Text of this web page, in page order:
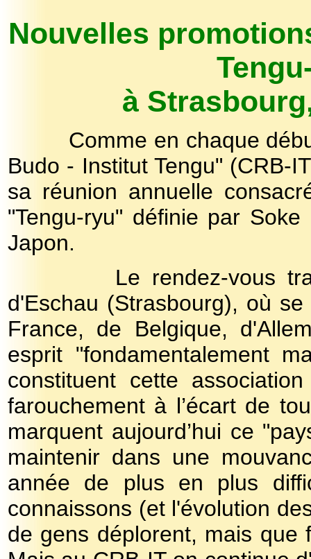
Nouvelles
à
Comme en chaque début
Budo - Institut Tengu" (CRB-
sa réunion annuelle
"Tengu-ryu" définie par
Japon.
Le rendez-vous
d'Eschau (Strasbourg), où
France, de Belgique,
esprit "fondamentalement
constituent cette
farouchement à l’écart de
marquent aujourd’hui ce
maintenir dans une
année de plus en plus
connaissons (et l'évolution
de gens déplorent, mais que